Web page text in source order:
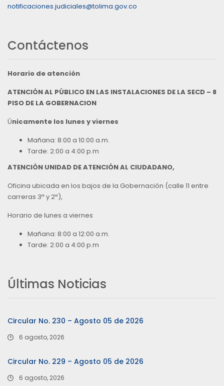
notificaciones.judiciales@tolima.gov.co
Contáctenos
Horario de atención
ATENCIÓN AL PÚBLICO EN LAS INSTALACIONES DE LA SECD – 8
PISO DE LA GOBERNACION
Únicamente los lunes y viernes
Mañana: 8:00 a 10:00 a.m.
Tarde: 2:00 a 4:00 p.m
ATENCIÓN UNIDAD DE ATENCIÓN AL CIUDADANO,
Oficina ubicada en los bajos de la Gobernación (calle 11 entre
carreras 3ª y 2ª),
Horario de lunes a viernes
Mañana: 8:00 a 12:00 a.m.
Tarde: 2:00 a 4:00 p.m
Últimas Noticias
Circular No. 230 – Agosto 05 de 2026
6 agosto, 2026
Circular No. 229 – Agosto 05 de 2026
6 agosto, 2026